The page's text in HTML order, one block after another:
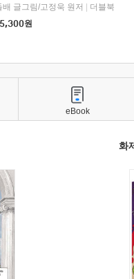
배 글그림/고정욱 원저
더블북
원
화
eBook